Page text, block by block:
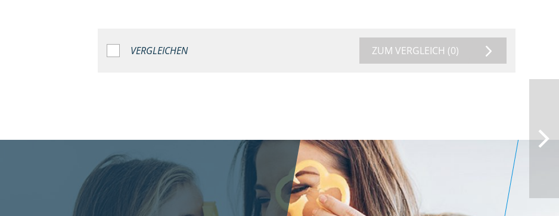
VERGLEICHEN ZUM VERGLEICH (0)